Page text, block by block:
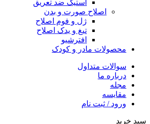
استیک ضد تعریق
اصلاح صورت و بدن
ژل و فوم اصلاح
تیغ و یدک اصلاح
افترشیو
محصولات مادر و کودک
سوالات متداول
درباره ما
مجله
مقایسه
ورود / ثبت نام
سبد خرید